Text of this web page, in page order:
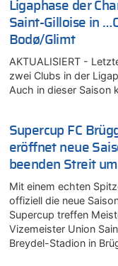
Ligaphase der
Saint-Gilloise in
Bodø/Glimt
AKTUALISIERT -
zwei Clubs in der
Auch in dieser Saison
Supercup FC
eröffnet neue
beenden Streit
Mit einem echten
offiziell die neue
Supercup treffen
Vizemeister Union
Breydel-Stadion in